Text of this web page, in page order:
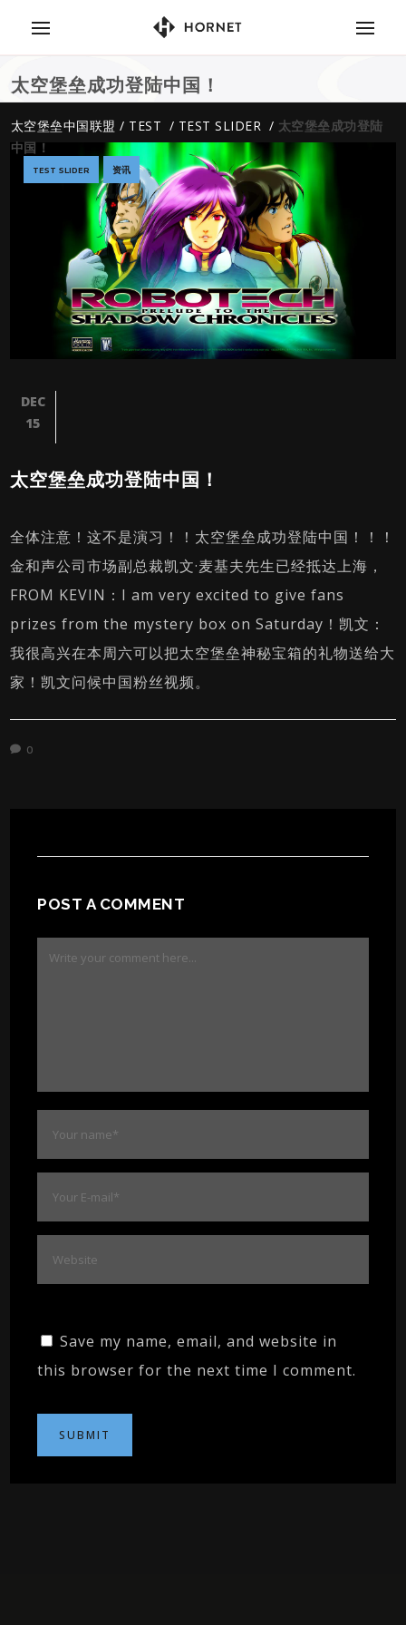
太空堡垒成功登陆中国！
太空堡垒中国联盟 / TEST / TEST SLIDER / 太空堡垒成功登陆
中国！
TEST SLIDER 资讯
DEC
15
太空堡垒成功登陆中国！
全体注意！这不是演习！！太空堡垒成功登陆中国！！！
金和声公司市场副总裁凯文·麦基夫先生已经抵达上海，
FROM KEVIN：I am very excited to give fans
prizes from the mystery box on Saturday！凯文：
我很高兴在本周六可以把太空堡垒神秘宝箱的礼物送给大
家！凯文问候中国粉丝视频。
0
POST A COMMENT
Save my name, email, and website in
this browser for the next time I comment.